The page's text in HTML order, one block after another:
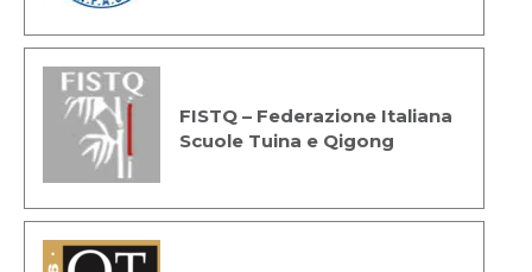
FISTQ – Federazione Italiana
Scuole Tuina e Qigong